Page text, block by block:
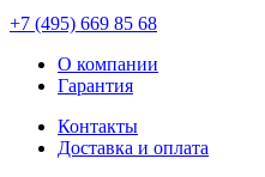
+7 (495) 669 85 68
О компании
Гарантия
Контакты
Доставка и оплата